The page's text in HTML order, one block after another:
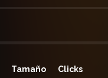
Tamaño Clicks